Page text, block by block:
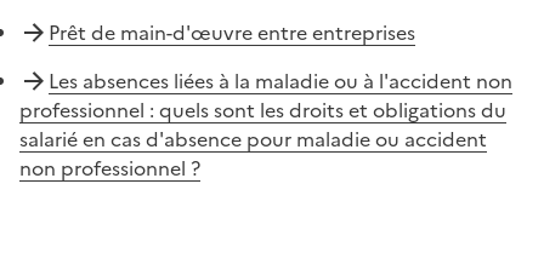
Prêt de main-d'œuvre entre entreprises
Les absences liées à la maladie ou à l'accident non
professionnel : quels sont les droits et obligations du
salarié en cas d'absence pour maladie ou accident
non professionnel ?